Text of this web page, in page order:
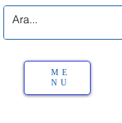
ME
NU